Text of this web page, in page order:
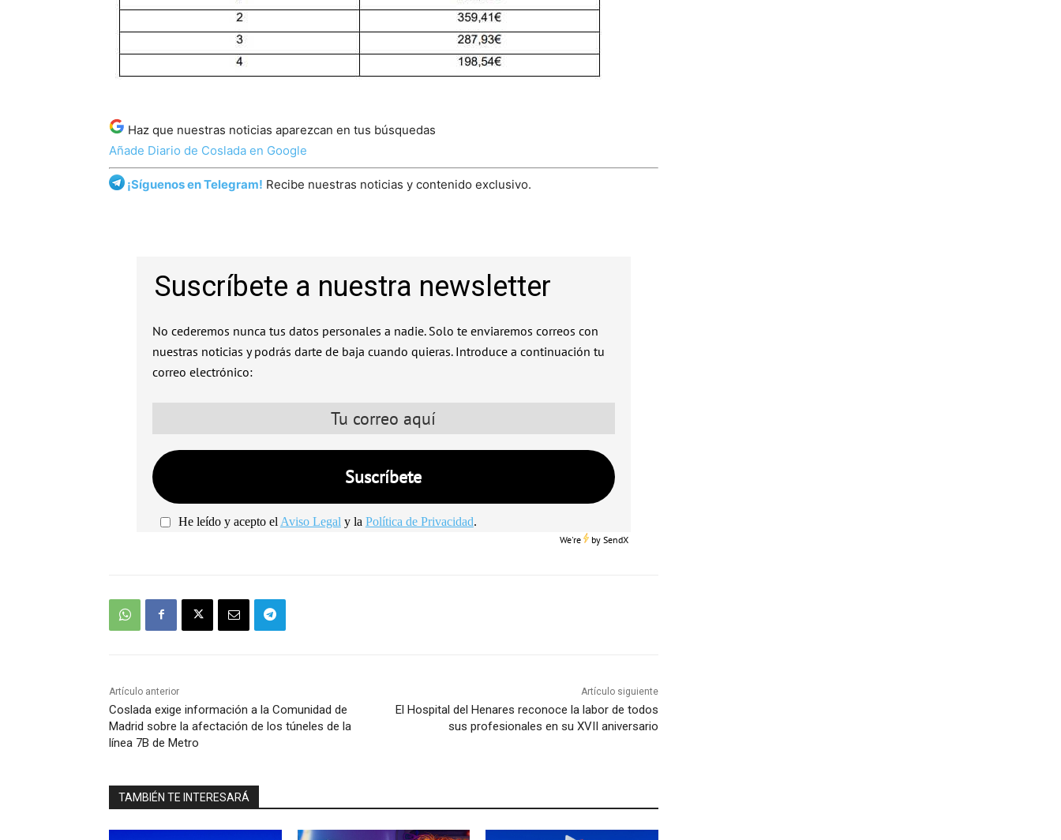
Haz que nuestras noticias aparezcan en tus búsquedas
Añade Diario de Coslada en Google
¡Síguenos en Telegram! Recibe nuestras noticias y contenido exclusivo.
Suscríbete a nuestra newsletter
No cederemos nunca tus datos personales a nadie. Solo te enviaremos correos con
nuestras noticias y podrás darte de baja cuando quieras. Introduce a continuación tu
correo electrónico:
He leído y acepto el Aviso Legal y la Política de Privacidad.
We're bySendX
Artículo anterior
Coslada exige información a la Comunidad de
Madrid sobre la afectación de los túneles de la
línea 7B de Metro
Artículo siguiente
El Hospital del Henares reconoce la labor de todos
sus profesionales en su XVII aniversario
TAMBIÉN TE INTERESARÁ